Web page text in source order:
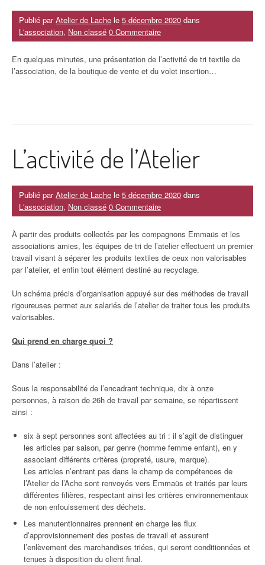
Publié parAtelier de Lache le 5 décembre 2020 dans
L'association, Non classé 0 Commentaire
En quelques minutes, une présentation de l’activité de tri textile de
l’association, de la boutique de vente et du volet insertion…
L’activité de l’Atelier
Publié parAtelier de Lache le 5 décembre 2020 dans
L'association, Non classé 0 Commentaire
À partir des produits collectés par les compagnons Emmaüs et les
associations amies, les équipes de tri de l’atelier effectuent un premier
travail visant à séparer les produits textiles de ceux non valorisables
par l’atelier, et enfin tout élément destiné au recyclage.
Un schéma précis d’organisation appuyé sur des méthodes de travail
rigoureuses permet aux salariés de l’atelier de traiter tous les produits
valorisables.
Qui prend en charge quoi ?
Dans l’atelier :
Sous la responsabilité de l’encadrant technique, dix à onze
personnes, à raison de 26h de travail par semaine, se répartissent
ainsi :
six à sept personnes sont affectées au tri : il s’agit de distinguer
les articles par saison, par genre (homme femme enfant), en y
associant différents critères (propreté, usure, marque).
Les articles n’entrant pas dans le champ de compétences de
l’Atelier de l’Ache sont renvoyés vers Emmaüs et traités par leurs
différentes filières, respectant ainsi les critères environnementaux
de non enfouissement des déchets.
Les manutentionnaires prennent en charge les flux
d’approvisionnement des postes de travail et assurent
l’enlèvement des marchandises triées, qui seront conditionnées et
tenues à disposition du client final.